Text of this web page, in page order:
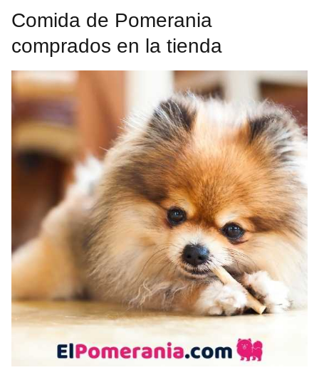
Comida de Pomerania
comprados en la tienda